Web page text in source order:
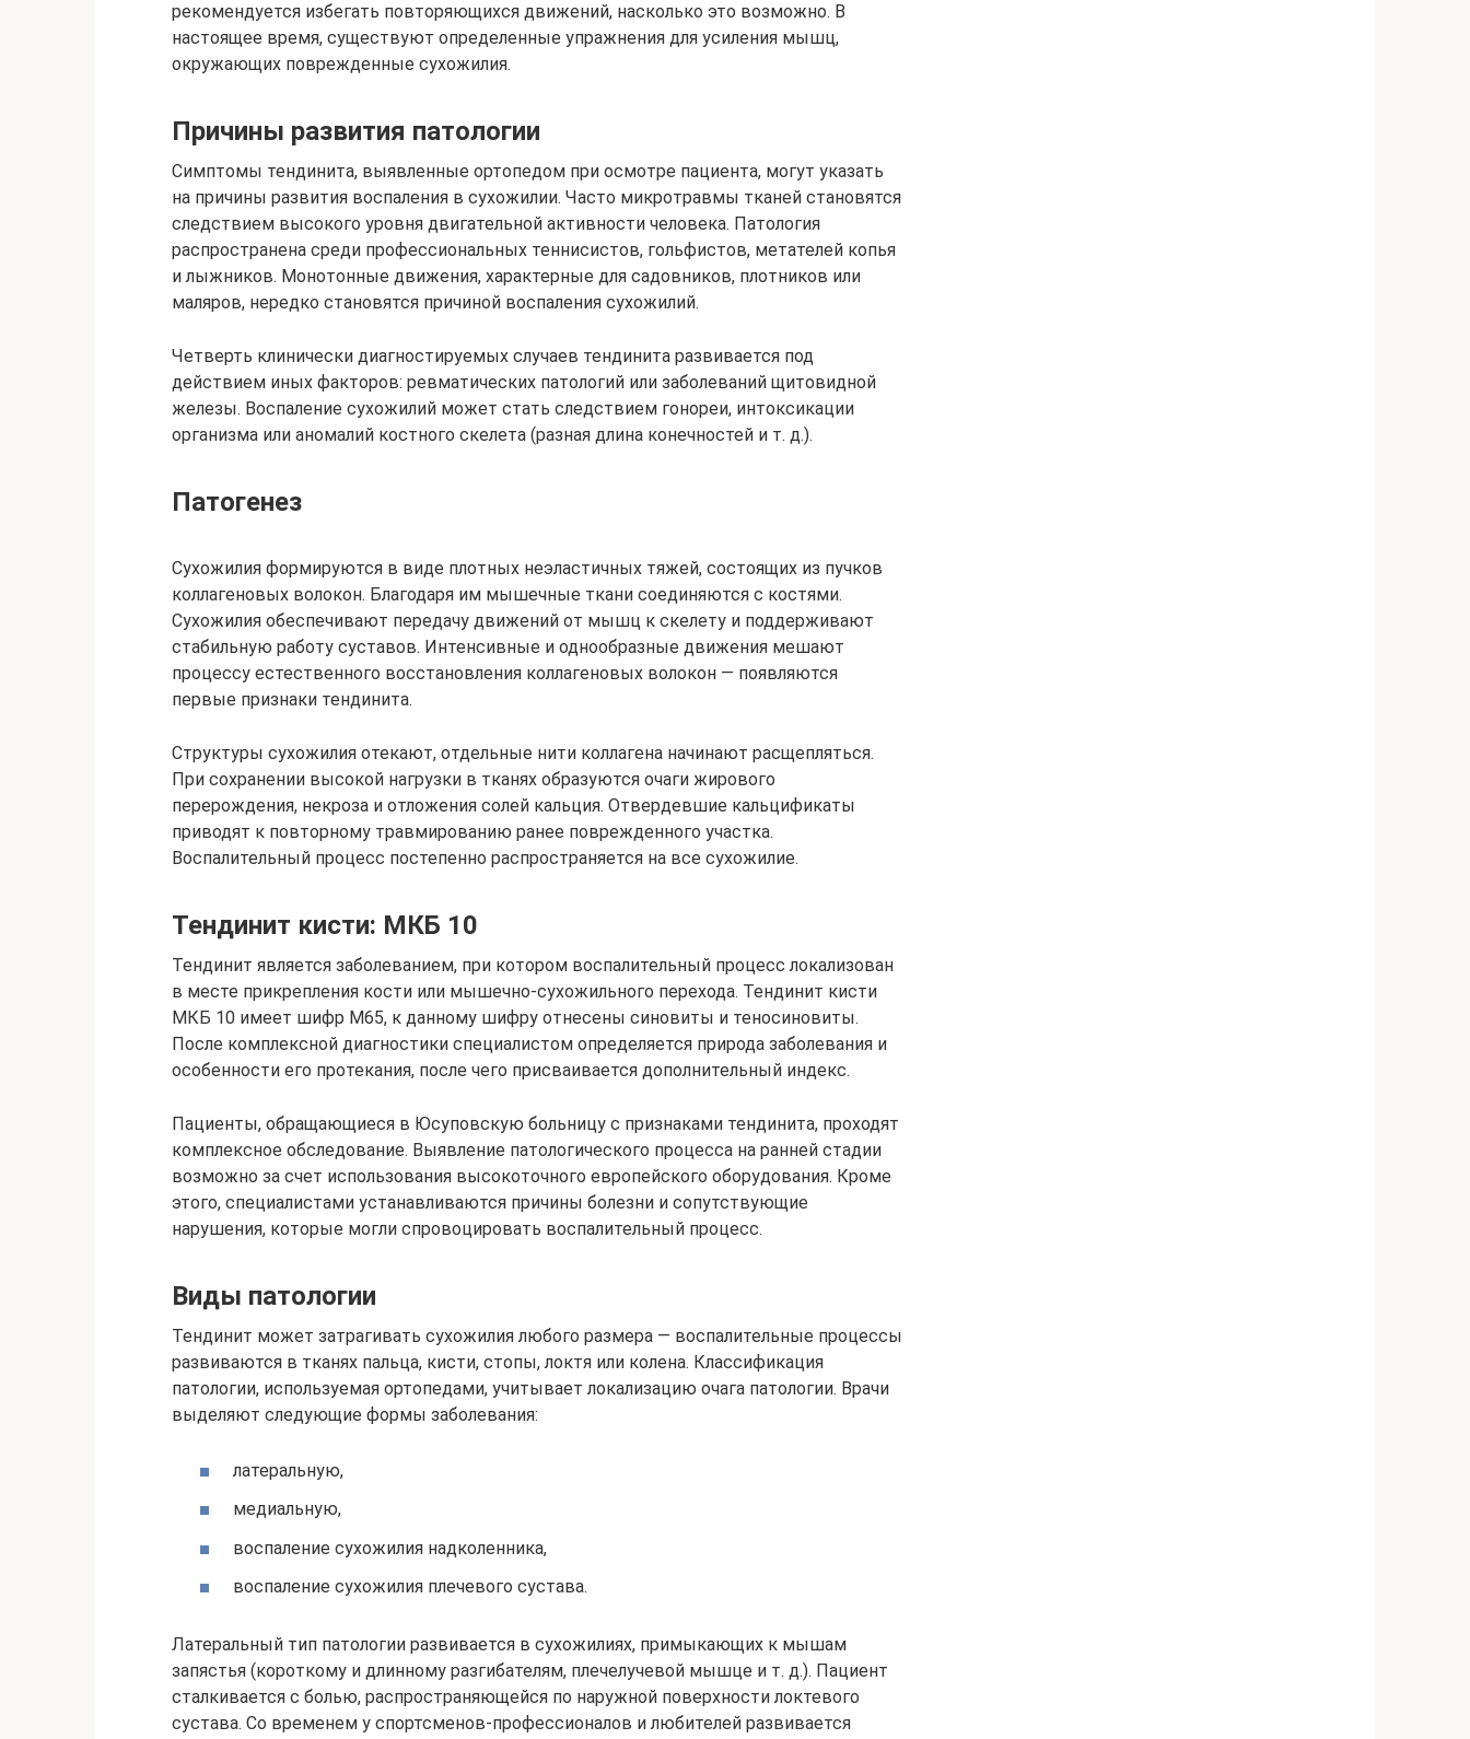
рекомендуется избегать повторяющихся движений, насколько это возможно. В
настоящее время, существуют определенные упражнения для усиления мышц,
окружающих поврежденные сухожилия.
Причины развития патологии
Симптомы тендинита, выявленные ортопедом при осмотре пациента, могут указать
на причины развития воспаления в сухожилии. Часто микротравмы тканей становятся
следствием высокого уровня двигательной активности человека. Патология
распространена среди профессиональных теннисистов, гольфистов, метателей копья
и лыжников. Монотонные движения, характерные для садовников, плотников или
маляров, нередко становятся причиной воспаления сухожилий.
Четверть клинически диагностируемых случаев тендинита развивается под
действием иных факторов: ревматических патологий или заболеваний щитовидной
железы. Воспаление сухожилий может стать следствием гонореи, интоксикации
организма или аномалий костного скелета (разная длина конечностей и т. д.).
Патогенез
Сухожилия формируются в виде плотных неэластичных тяжей, состоящих из пучков
коллагеновых волокон. Благодаря им мышечные ткани соединяются с костями.
Сухожилия обеспечивают передачу движений от мышц к скелету и поддерживают
стабильную работу суставов. Интенсивные и однообразные движения мешают
процессу естественного восстановления коллагеновых волокон — появляются
первые признаки тендинита.
Структуры сухожилия отекают, отдельные нити коллагена начинают расщепляться.
При сохранении высокой нагрузки в тканях образуются очаги жирового
перерождения, некроза и отложения солей кальция. Отвердевшие кальцификаты
приводят к повторному травмированию ранее поврежденного участка.
Воспалительный процесс постепенно распространяется на все сухожилие.
Тендинит кисти: МКБ 10
Тендинит является заболеванием, при котором воспалительный процесс локализован
в месте прикрепления кости или мышечно-сухожильного перехода. Тендинит кисти
МКБ 10 имеет шифр M65, к данному шифру отнесены синовиты и теносиновиты.
После комплексной диагностики специалистом определяется природа заболевания и
особенности его протекания, после чего присваивается дополнительный индекс.
Пациенты, обращающиеся в Юсуповскую больницу с признаками тендинита, проходят
комплексное обследование. Выявление патологического процесса на ранней стадии
возможно за счет использования высокоточного европейского оборудования. Кроме
этого, специалистами устанавливаются причины болезни и сопутствующие
нарушения, которые могли спровоцировать воспалительный процесс.
Виды патологии
Тендинит может затрагивать сухожилия любого размера — воспалительные процессы
развиваются в тканях пальца, кисти, стопы, локтя или колена. Классификация
патологии, используемая ортопедами, учитывает локализацию очага патологии. Врачи
выделяют следующие формы заболевания:
латеральную,
медиальную,
воспаление сухожилия надколенника,
воспаление сухожилия плечевого сустава.
Латеральный тип патологии развивается в сухожилиях, примыкающих к мышам
запястья (короткому и длинному разгибателям, плечелучевой мышце и т. д.). Пациент
сталкивается с болью, распространяющейся по наружной поверхности локтевого
сустава. Со временем у спортсменов-профессионалов и любителей развивается